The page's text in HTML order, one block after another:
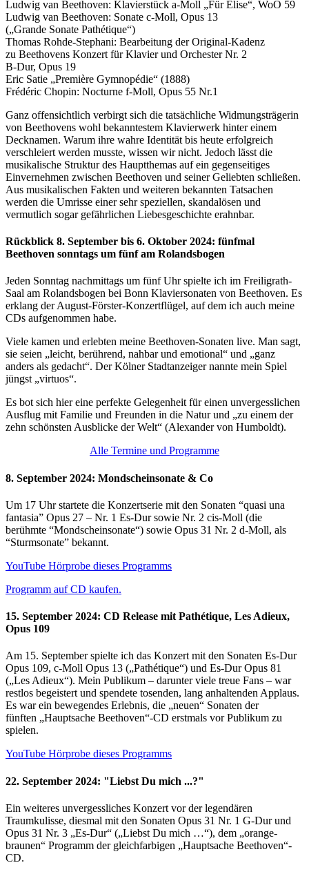
Ludwig van Beethoven: Klavierstück a-Moll „Für Elise“, WoO 59
Ludwig van Beethoven: Sonate c-Moll, Opus 13
(„Grande Sonate Pathétique“)
Thomas Rohde-Stephani: Bearbeitung der Original-Kadenz
zu Beethovens Konzert für Klavier und Orchester Nr. 2
B-Dur, Opus 19
Eric Satie „Première Gymnopédie“ (1888)
Frédéric Chopin: Nocturne f-Moll, Opus 55 Nr.1
Ganz offensichtlich verbirgt sich die tatsächliche Widmungsträgerin
von Beethovens wohl bekanntestem Klavierwerk hinter einem
Decknamen. Warum ihre wahre Identität bis heute erfolgreich
verschleiert werden musste, wissen wir nicht. Jedoch lässt die
musikalische Struktur des Hauptthemas auf ein gegenseitiges
Einvernehmen zwischen Beethoven und seiner Geliebten schließen.
Aus musikalischen Fakten und weiteren bekannten Tatsachen
werden die Umrisse einer sehr speziellen, skandalösen und
vermutlich sogar gefährlichen Liebesgeschichte erahnbar.
Rückblick 8. September bis 6. Oktober 2024: fünfmal
Beethoven sonntags um fünf am Rolandsbogen
Jeden Sonntag nachmittags um fünf Uhr spielte ich im Freiligrath-
Saal am Rolandsbogen bei Bonn Klaviersonaten von Beethoven. Es
erklang der August-Förster-Konzertflügel, auf dem ich auch meine
CDs aufgenommen habe.
Viele kamen und erlebten meine Beethoven-Sonaten live. Man sagt,
sie seien „leicht, berührend, nahbar und emotional“ und „ganz
anders als gedacht“. Der Kölner Stadtanzeiger nannte mein Spiel
jüngst „virtuos“.
Es bot sich hier eine perfekte Gelegenheit für einen unvergesslichen
Ausflug mit Familie und Freunden in die Natur und „zu einem der
zehn schönsten Ausblicke der Welt“ (Alexander von Humboldt).
Alle Termine und Programme
8. September 2024: Mondscheinsonate & Co
Um 17 Uhr startete die Konzertserie mit den Sonaten “quasi una
fantasia” Opus 27 – Nr. 1 Es-Dur sowie Nr. 2 cis-Moll (die
berühmte “Mondscheinsonate“) sowie Opus 31 Nr. 2 d-Moll, als
“Sturmsonate” bekannt.
YouTube Hörprobe dieses Programms
Programm auf CD kaufen.
15. September 2024: CD Release mit Pathétique, Les Adieux,
Opus 109
Am 15. September spielte ich das Konzert mit den Sonaten Es-Dur
Opus 109, c-Moll Opus 13 („Pathétique“) und Es-Dur Opus 81
(„Les Adieux“). Mein Publikum – darunter viele treue Fans – war
restlos begeistert und spendete tosenden, lang anhaltenden Applaus.
Es war ein bewegendes Erlebnis, die „neuen“ Sonaten der
fünften „Hauptsache Beethoven“-CD erstmals vor Publikum zu
spielen.
YouTube Hörprobe dieses Programms
22. September 2024: "Liebst Du mich ...?"
Ein weiteres unvergessliches Konzert vor der legendären
Traumkulisse, diesmal mit den Sonaten Opus 31 Nr. 1 G-Dur und
Opus 31 Nr. 3 „Es-Dur“ („Liebst Du mich …“), dem „orange-
braunen“ Programm der gleichfarbigen „Hauptsache Beethoven“-
CD.